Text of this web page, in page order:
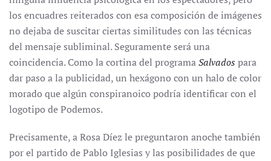
los encuadres reiterados con esa composición de imágenes
no dejaba de suscitar ciertas similitudes con las técnicas
del mensaje subliminal. Seguramente será una
coincidencia. Como la cortina del programaSalvados para
dar paso a la publicidad, un hexágono con un halo de color
morado que algún conspiranoico podría identificar con el
logotipo de Podemos.
Precisamente, a Rosa Díez le preguntaron anoche también
por el partido de Pablo Iglesias y las posibilidades de que